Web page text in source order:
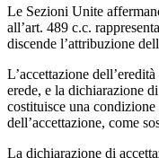
Le Sezioni Unite
all’art. 489 c.c.
discende l’attribuzione
L’accettazione
erede, e la dichiarazione
costituisce una
dell’accettazione, come
La dichiarazione di